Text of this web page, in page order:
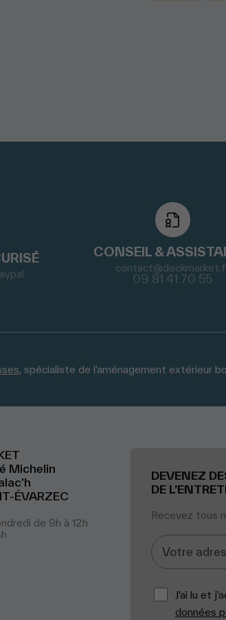
CONSEIL &
09 81 41 70 55
, spécialiste de l’aménagement extérieur
Michelin
ÉVARZEC
de 9h à 12h
DEVENEZ
DE
Recevez tous
J’ai lu et
données